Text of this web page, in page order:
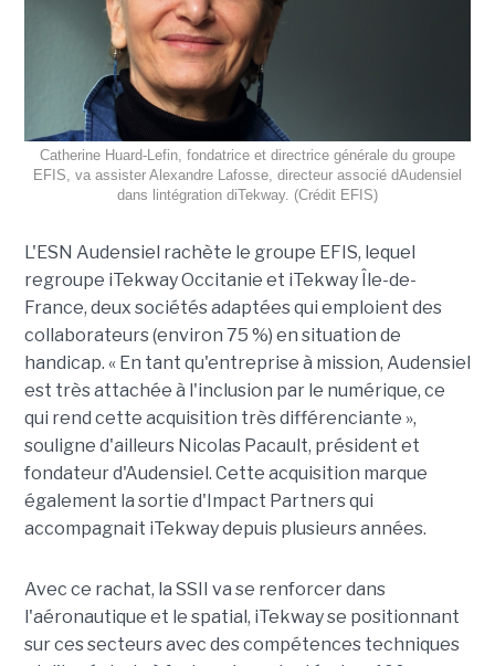
Catherine Huard-Lefin, fondatrice et directrice générale du groupe
EFIS, va assister Alexandre Lafosse, directeur associé dAudensiel
dans lintégration diTekway. (Crédit EFIS)
L'ESN Audensiel rachète le groupe EFIS, lequel
regroupe iTekway Occitanie et iTekway Île-de-
France, deux sociétés adaptées qui emploient des
collaborateurs (environ 75 %) en situation de
handicap. « En tant qu'entreprise à mission, Audensiel
est très attachée à l'inclusion par le numérique, ce
qui rend cette acquisition très différenciante »,
souligne d'ailleurs Nicolas Pacault, président et
fondateur d'Audensiel. Cette acquisition marque
également la sortie d'Impact Partners qui
accompagnait iTekway depuis plusieurs années.
Avec ce rachat, la SSII va se renforcer dans
l'aéronautique et le spatial, iTekway se positionnant
sur ces secteurs avec des compétences techniques